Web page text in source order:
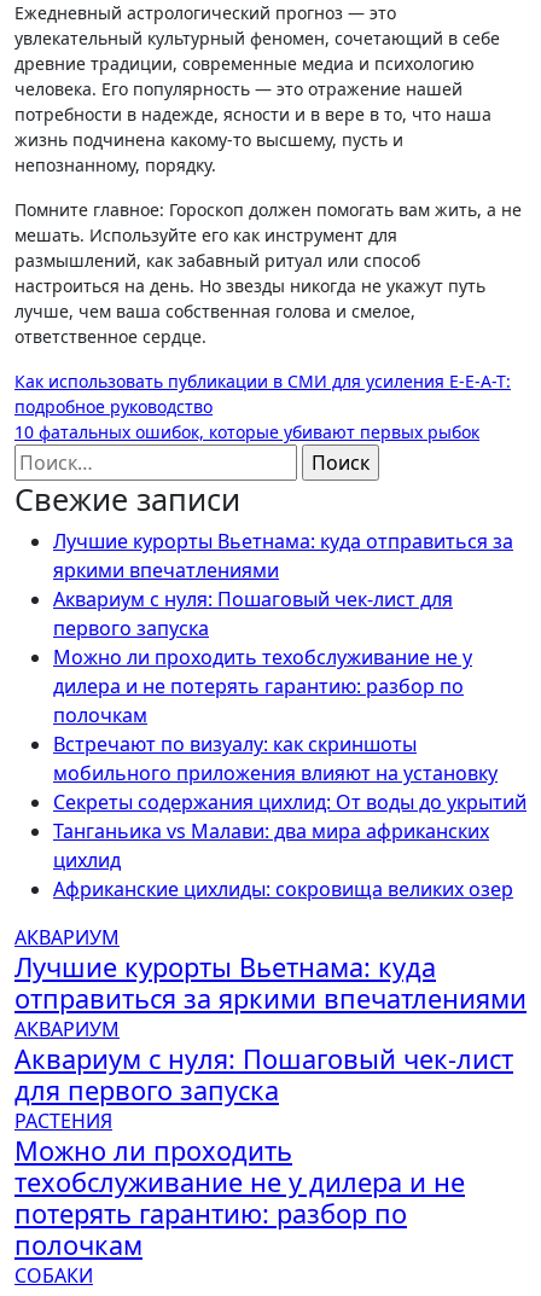
Ежедневный астрологический прогноз — это
увлекательный культурный феномен, сочетающий в себе
древние традиции, современные медиа и психологию
человека. Его популярность — это отражение нашей
потребности в надежде, ясности и в вере в то, что наша
жизнь подчинена какому-то высшему, пусть и
непознанному, порядку.
Помните главное: Гороскоп должен помогать вам жить, а не
мешать. Используйте его как инструмент для
размышлений, как забавный ритуал или способ
настроиться на день. Но звезды никогда не укажут путь
лучше, чем ваша собственная голова и смелое,
ответственное сердце.
Навигация
по
записям
Как использовать публикации в СМИ для усиления E-E-A-T:
подробное руководство
10 фатальных ошибок, которые убивают первых рыбок
Найти:
Свежие записи
Лучшие курорты Вьетнама: куда отправиться за
яркими впечатлениями
Аквариум с нуля: Пошаговый чек-лист для
первого запуска
Можно ли проходить техобслуживание не у
дилера и не потерять гарантию: разбор по
полочкам
Встречают по визуалу: как скриншоты
мобильного приложения влияют на установку
Секреты содержания цихлид: От воды до укрытий
Танганьика vs Малави: два мира африканских
цихлид
Африканские цихлиды: сокровища великих озер
АКВАРИУМ
Лучшие курорты Вьетнама: куда
отправиться за яркими впечатлениями
АКВАРИУМ
Аквариум с нуля: Пошаговый чек-лист
для первого запуска
РАСТЕНИЯ
Можно ли проходить
техобслуживание не у дилера и не
потерять гарантию: разбор по
полочкам
СОБАКИ